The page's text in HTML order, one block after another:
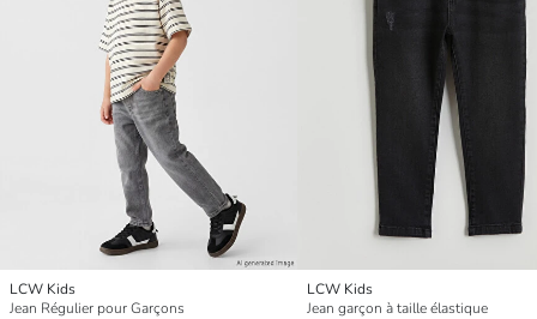
LCW Kids
Jean Régulier pour Garçons
LCW Kids
Jean garçon à taille élastique